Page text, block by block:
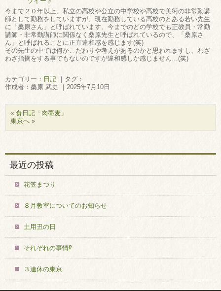
今まで２０年以上、私立の高校や公立の中学校や高校で美術の非常勤講
師として勤務をしていますが、現在勤務している高校のとある若い先生
に「桑原さん」と呼ばれています。今までのどの学校でも正教員・常勤
講師・非常勤講師に関係なく桑原先生と呼ばれているので、「桑原さ
ん」と呼ばれることに正直違和感を感じます(笑)
その先生の中では何かこだわりや考えがあるのかと思われますし、わざ
わざ指摘をする事でもないのですが違和感しか感じません…(笑)
カテゴリー： 日記 ｜タグ：
作成者：桑原 武史 ｜2025年7月10日
« 食日記「肉蕎麦」
東京へ »
最近の投稿
花笠まつり
８月教室についてのお知らせ
土用丑の日
それぞれの事情⁉
３連休の東京